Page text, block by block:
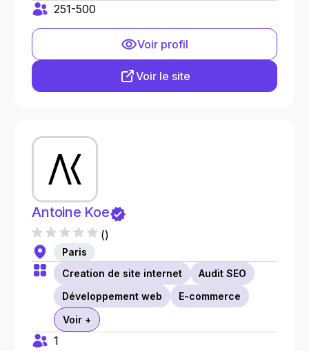
251-500
Voir profil
Voir le site
Antoine Koe
()
Paris
Creation de site internet
Audit SEO
Développement web
E-commerce
Voir +
1